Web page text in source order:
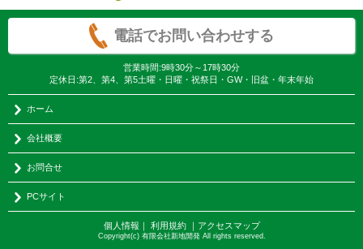
電話でお問い合わせする
営業時間:9時30分～17時30分
定休日:第2、第4、第5土曜・日曜・祝祭日・GW・旧盆・年末年始
ホーム
会社概要
お問合せ
PCサイト
個人情報 ｜ 利用規約｜ アクセスマップ
Copyright(c) 有限会社新地開発 All rights reserved.